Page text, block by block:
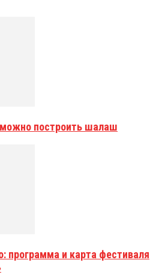
построить шалаш
программа и карта фестиваля